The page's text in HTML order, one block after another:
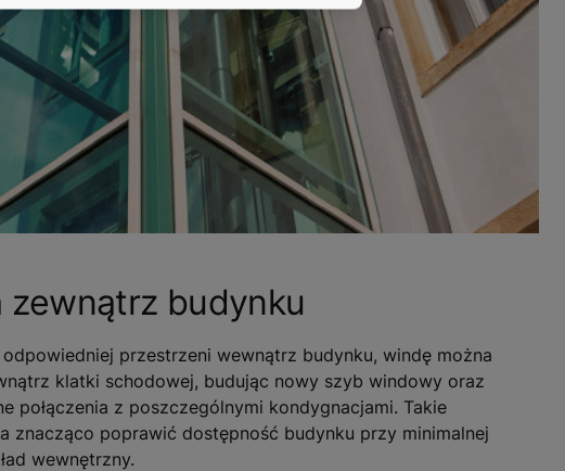
zewnątrz budynku
przestrzeni wewnątrz budynku, windę można
klatki schodowej, budując nowy szyb windowy oraz
połączenia z poszczególnymi kondygnacjami. Takie
znacząco poprawić dostępność budynku przy minimalnej
wewnętrzny.